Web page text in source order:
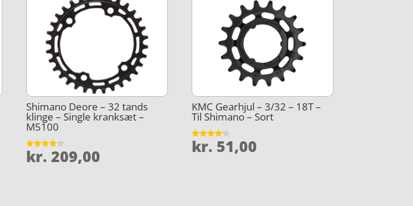
Shimano Deore – 32 tands
klinge – Single kranksæt –
M5100
Vurderet
4.2
kr. 209,00
KMC Gearhjul – 3/32 – 18T –
Til Shimano – Sort
Vurderet
4.2
kr. 51,00